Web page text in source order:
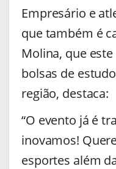
Empresário e
que também é
Molina, que
bolsas de
região, destaca:
“O evento já é
inovamos!
esportes além